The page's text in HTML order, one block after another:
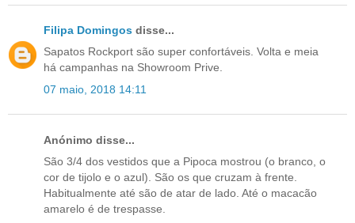
Filipa Domingos disse...
Sapatos Rockport são super confortáveis. Volta e meia
há campanhas na Showroom Prive.
07 maio, 2018 14:11
Anónimo disse...
São 3/4 dos vestidos que a Pipoca mostrou (o branco, o
cor de tijolo e o azul). São os que cruzam à frente.
Habitualmente até são de atar de lado. Até o macacão
amarelo é de trespasse.